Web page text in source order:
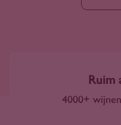
Ruim
4000+